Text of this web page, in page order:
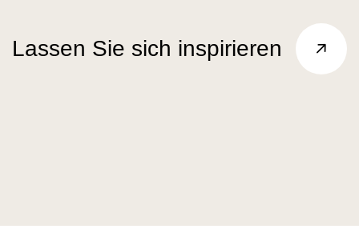
Lassen Sie sich inspirieren